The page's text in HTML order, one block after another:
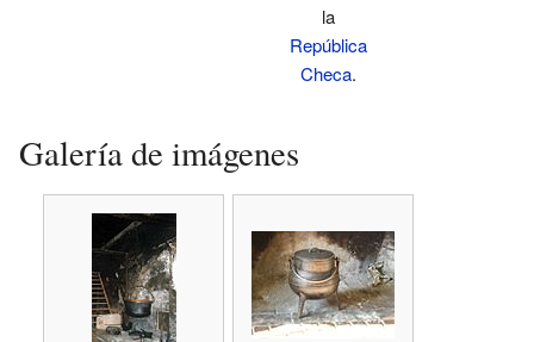
la
República
Checa.
Galería de imágenes